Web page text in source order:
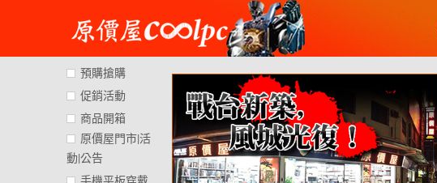
content
預購搶購
促銷活動
商品開箱
原價屋門市|活
動|公告